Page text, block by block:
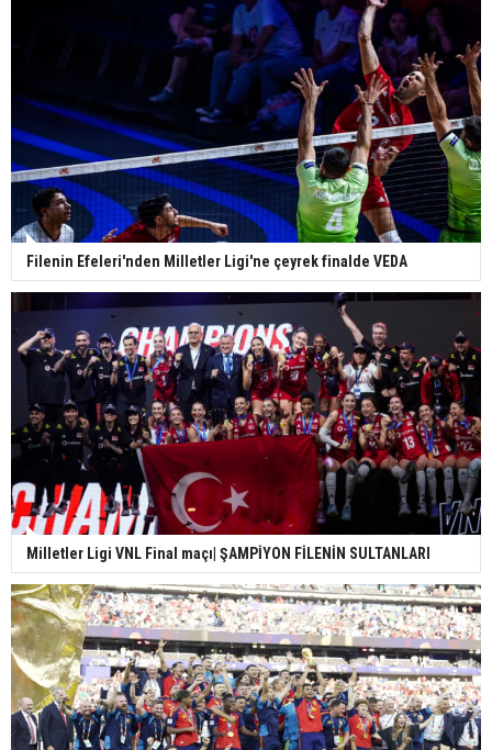
Filenin Efeleri'nden Milletler Ligi'ne çeyrek finalde VEDA
Milletler Ligi VNL Final maçı| ŞAMPİYON FİLENİN SULTANLARI